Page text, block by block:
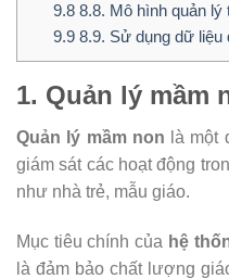
9.88.8. Mô hình quản lý
9.98.9. Sử dụng dữ liệu
1. Quản lý mầm
Quản lý mầm non là một
giám sát các hoạt động
như nhà trẻ, mẫu giáo.
Mục tiêu chính của hệ
là đảm bảo chất lượng